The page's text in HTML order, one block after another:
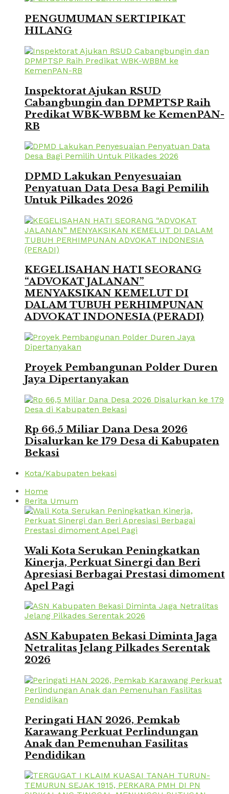
PENGUMUMAN SERTIPIKAT
HILANG
Inspektorat Ajukan RSUD
Cabangbungin dan DPMPTSP Raih
Predikat WBK-WBBM ke KemenPAN-
RB
DPMD Lakukan Penyesuaian
Penyatuan Data Desa Bagi Pemilih
Untuk Pilkades 2026
KEGELISAHAN HATI SEORANG
“ADVOKAT JALANAN”
MENYAKSIKAN KEMELUT DI
DALAM TUBUH PERHIMPUNAN
ADVOKAT INDONESIA (PERADI)
Proyek Pembangunan Polder Duren
Jaya Dipertanyakan
Rp 66,5 Miliar Dana Desa 2026
Disalurkan ke 179 Desa di Kabupaten
Bekasi
Kota/Kabupaten bekasi
Home
Berita Umum
Wali Kota Serukan Peningkatkan
Kinerja, Perkuat Sinergi dan Beri
Apresiasi Berbagai Prestasi dimoment
Apel Pagi
ASN Kabupaten Bekasi Diminta Jaga
Netralitas Jelang Pilkades Serentak
2026
Peringati HAN 2026, Pemkab
Karawang Perkuat Perlindungan
Anak dan Pemenuhan Fasilitas
Pendidikan